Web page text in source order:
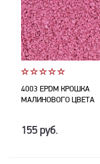
4003 EPDM КРОШКА
МАЛИНОВОГО ЦВЕТА
155 руб.